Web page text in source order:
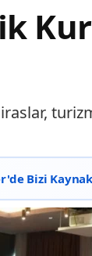
Bizi